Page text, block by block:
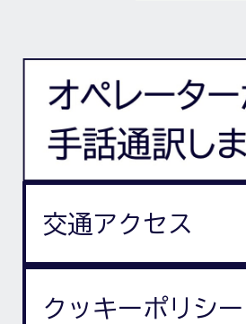
交通アクセス
クッキーポリシー